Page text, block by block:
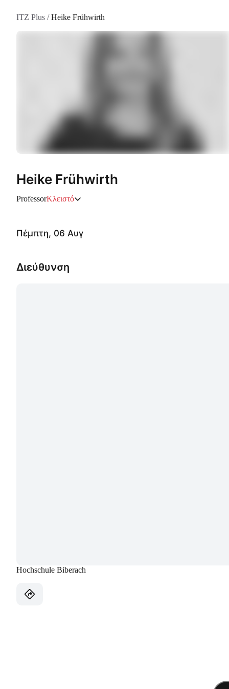
ITZ Plus /Heike Frühwirth
Heike Frühwirth
ProfessorΚλειστό
Πέμπτη, 06 Αυγ
Διεύθυνση
Hochschule Biberach